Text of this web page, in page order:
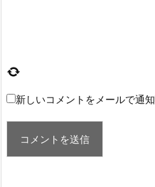
新しいコメントをメールで通知